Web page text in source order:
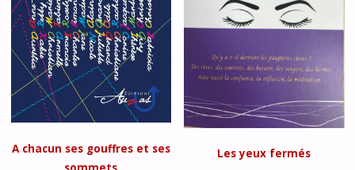
A chacun ses gouffres et ses
Les yeux fermés